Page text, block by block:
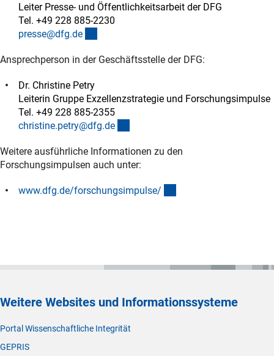
Leiter Presse- und Öffentlichkeitsarbeit der DFG
Tel. +49 228 885-2230
presse@dfg.de
Ansprechperson in der Geschäftsstelle der DFG:
Dr. Christine Petry
Leiterin Gruppe Exzellenzstrategie und Forschungsimpulse
Tel. +49 228 885-2355
christine.petry@dfg.de
Weitere ausführliche Informationen zu den
Forschungsimpulsen auch unter:
www.dfg.de/forschungsimpulse/
Weitere Websites und Informationssysteme
Portal Wissenschaftliche Integrität
GEPRIS